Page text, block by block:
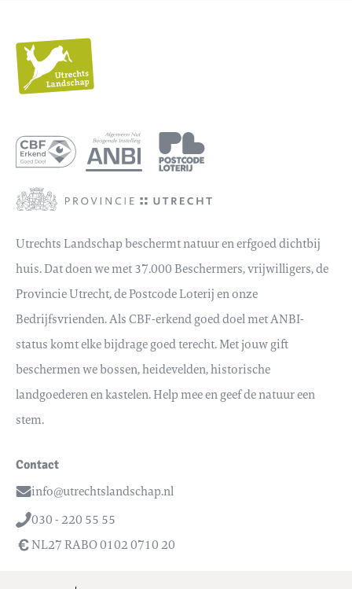
Utrechts Landschap beschermt natuur en erfgoed dichtbij
huis. Dat doen we met 37.000 Beschermers, vrijwilligers, de
Provincie Utrecht, de Postcode Loterij en onze
Bedrijfsvrienden. Als CBF-erkend goed doel met ANBI-
status komt elke bijdrage goed terecht. Met jouw gift
beschermen we bossen, heidevelden, historische
landgoederen en kastelen. Help mee en geef de natuur een
stem.
Contact
Email
info@utrechtslandschap.nl
Telefoon
030 - 220 55 55
NL27 RABO 0102 0710 20